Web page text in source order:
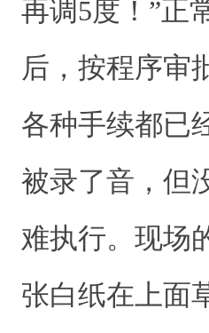
再调5度！”正
后，按程序审
各种手续都已
被录了音，但
难执行。现场
张白纸在上面